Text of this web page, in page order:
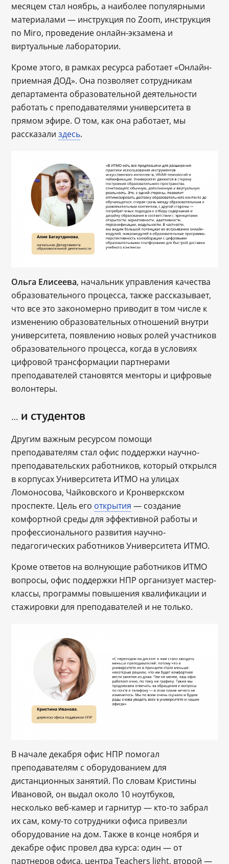
месяцем стал ноябрь, а наиболее популярными
материалами — инструкция по Zoom, инструкция
по Miro, проведение онлайн-экзамена и
виртуальные лаборатории.
Кроме этого, в рамках ресурса работает «Онлайн-
приемная ДОД». Она позволяет сотрудникам
департамента образовательной деятельности
работать с преподавателями университета в
прямом эфире. О том, как она работает, мы
рассказализдесь.
Ольга Елисеева, начальник управления качества
образовательного процесса, также рассказывает,
что все это закономерно приводит в том числе к
изменению образовательных отношений внутри
университета, появлению новых ролей участников
образовательного процесса, когда в условиях
цифровой трансформации партнерами
преподавателей становятся менторы и цифровые
волонтеры.
… и студентов
Другим важным ресурсом помощи
преподавателям стал офис поддержки научно-
преподавательских работников, который открылся
в корпусах Университета ИТМО на улицах
Ломоносова, Чайковского и Кронверкском
проспекте. Цель его открытия — создание
комфортной среды для эффективной работы и
профессионального развития научно-
педагогических работников Университета ИТМО.
Кроме ответов на волнующие работников ИТМО
вопросы, офис поддержки НПР организует мастер-
классы, программы повышения квалификации и
стажировки для преподавателей и не только.
В начале декабря офис НПР помогал
преподавателям с оборудованием для
дистанционных занятий. По словам Кристины
Ивановой, он выдал около 10 ноутбуков,
несколько веб-камер и гарнитур — кто-то забрал
их сам, кому-то сотрудники офиса привезли
оборудование на дом. Также в конце ноября и
декабре офис провел два курса: один — от
партнеров офиса, центра Teachers light, второй —